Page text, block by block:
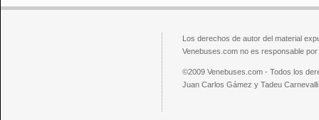
Los derechos de autor del material
Venebuses.com no es responsable
©2009 Venebuses.com - Todos los
Juan Carlos Gámez y Tadeu Carnevalli